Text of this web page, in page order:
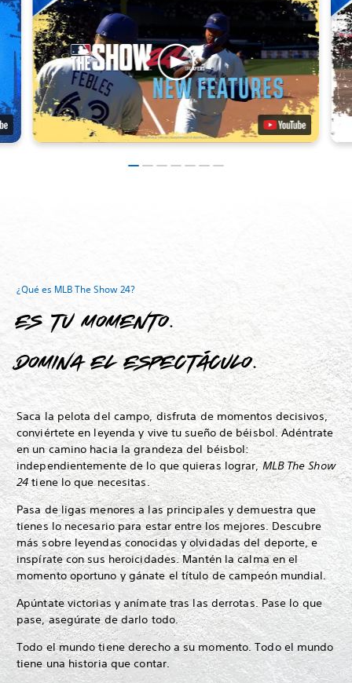
¿Qué es MLB The Show 24?
Es tu momento.
Domina el espectáculo.
Saca la pelota del campo, disfruta de momentos decisivos,
conviértete en leyenda y vive tu sueño de béisbol. Adéntrate
en un camino hacia la grandeza del béisbol:
independientemente de lo que quieras lograr,MLB The Show
24tiene lo que necesitas.
Pasa de ligas menores a las principales y demuestra que
tienes lo necesario para estar entre los mejores. Descubre
más sobre leyendas conocidas y olvidadas del deporte, e
inspírate con sus heroicidades. Mantén la calma en el
momento oportuno y gánate el título de campeón mundial.
Apúntate victorias y anímate tras las derrotas. Pase lo que
pase, asegúrate de darlo todo.
Todo el mundo tiene derecho a su momento. Todo el mundo
tiene una historia que contar.